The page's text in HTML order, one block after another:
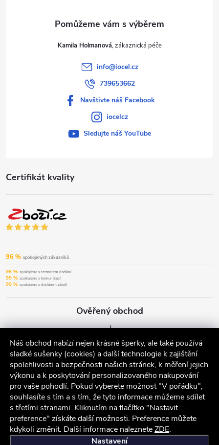
Náš obchod nabízí nejen krásné šperky, ale také používá
sladké sušenky (cookies) a další technologie k zajištění
spolehlivosti a bezpečnosti našich stránek, k měření jejich
výkonu a k poskytování personalizovaného nakupování
pro vaše pohodlí. Pokud vyberete možnost "V pořádku",
souhlasíte s tím a s tím, že tyto informace můžeme sdílet
s třetími stranami. Kliknutím na tlačítko "Nastavit
preference" získáte další možnosti. Preference můžete
kdykoli změnit. Další informace nalezneteZDE.
Nastavení
Certifikát kvality
96 % spokojených zákazníků
98 % spokojeno s termínem dodání
99 % spokojeno s komunikací
99 % spokojeno s dodáním zboží
Ověřený obchod
Kamila Holmanová
info@iocel.cz
739653662
Navštivte náš Facebook
iocelcz
Sledujte náš YouTube
iocel.cz Obchodní podmínky Ochrana osobních údajů